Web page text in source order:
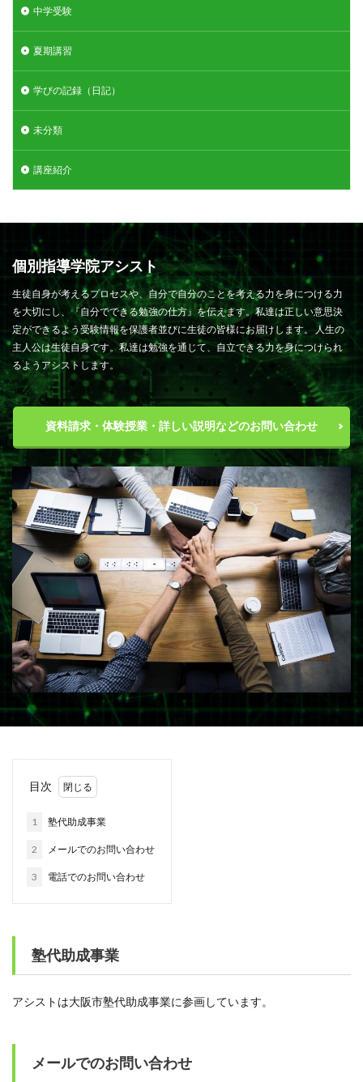
中学受験
夏期講習
学びの記録（日記）
未分類
講座紹介
個別指導学院アシスト
生徒自身が考えるプロセスや、自分で自分のことを考える力を身につける力
を大切にし、『自分でできる勉強の仕方』を伝えます。私達は正しい意思決
定ができるよう受験情報を保護者並びに生徒の皆様にお届けします。 人生の
主人公は生徒自身です。私達は勉強を通じて、自立できる力を身につけられ
るようアシストします。
資料請求・体験授業・詳しい説明などのお問い合わせ
目次
1 塾代助成事業
2 メールでのお問い合わせ
3 電話でのお問い合わせ
塾代助成事業
アシストは大阪市塾代助成事業に参画しています。
メールでのお問い合わせ